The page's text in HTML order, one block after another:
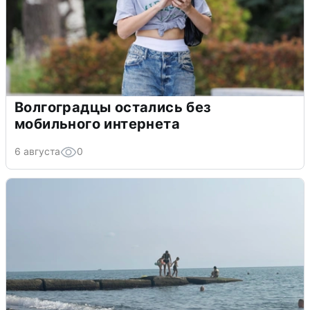
Волгоградцы остались без
мобильного интернета
6 августа 0